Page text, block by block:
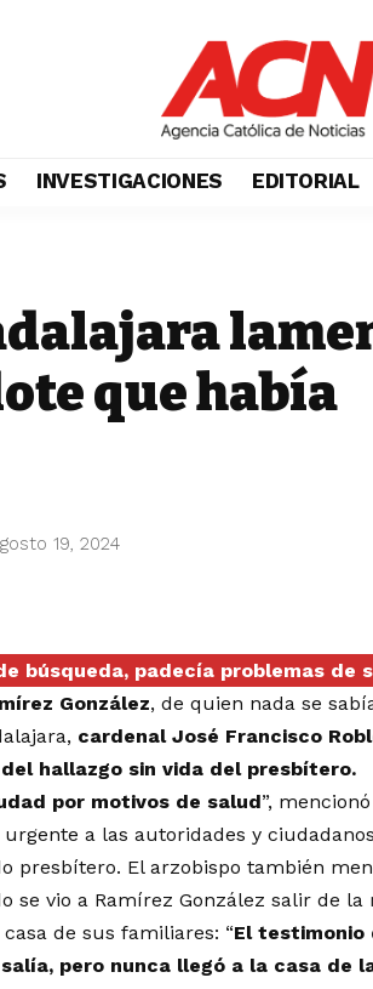
INVESTIGACIONES EDITORIAL
que había
19, 2024
búsqueda, padecía problemas de
González, de quien nada se
cardenal José Francisco
hallazgo sin vida del presbítero.
por motivos de salud”,
a las autoridades y
presbítero. El arzobispo también
vio a Ramírez González salir de la
de sus familiares: “El testimonio
pero nunca llegó a la casa de